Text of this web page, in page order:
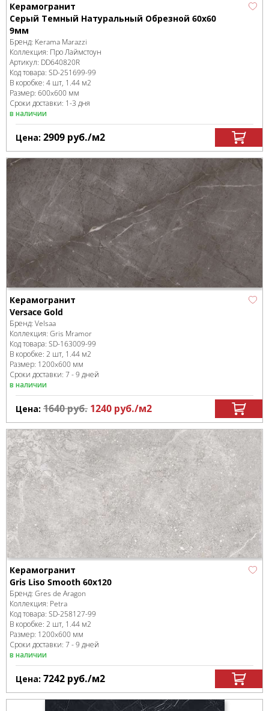
Керамогранит
Серый Темный Натуральный Обрезной 60x60
9мм
Бренд: Kerama Marazzi
Коллекция: Про Лаймстоун
Артикул: DD640820R
Код товара: SD-251699-99
В коробке: 4 шт, 1.44 м2
Размер: 600x600 мм
Сроки доставки: 1-3 дня
в наличии
Цена: 2909 руб./м2
Керамогранит
Versace Gold
Бренд: Velsaa
Коллекция: Gris Mramor
Код товара: SD-163009-99
В коробке: 2 шт, 1.44 м2
Размер: 1200x600 мм
Сроки доставки: 7 - 9 дней
в наличии
Цена: 1640руб. 1240 руб./м2
Керамогранит
Gris Liso Smooth 60x120
Бренд: Gres de Aragon
Коллекция: Petra
Код товара: SD-258127-99
В коробке: 2 шт, 1.44 м2
Размер: 1200x600 мм
Сроки доставки: 7 - 9 дней
в наличии
Цена: 7242 руб./м2